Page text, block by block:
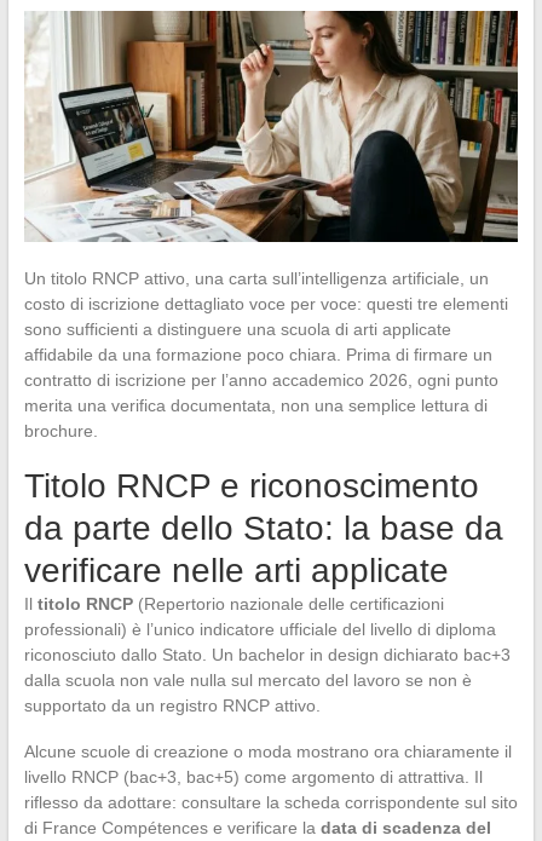
Un titolo RNCP attivo, una carta sull’intelligenza artificiale, un
costo di iscrizione dettagliato voce per voce: questi tre elementi
sono sufficienti a distinguere una scuola di arti applicate
affidabile da una formazione poco chiara. Prima di firmare un
contratto di iscrizione per l’anno accademico 2026, ogni punto
merita una verifica documentata, non una semplice lettura di
brochure.
Titolo RNCP e riconoscimento
da parte dello Stato: la base da
verificare nelle arti applicate
Il titolo RNCP(Repertorio nazionale delle certificazioni
professionali) è l’unico indicatore ufficiale del livello di diploma
riconosciuto dallo Stato. Un bachelor in design dichiarato bac+3
dalla scuola non vale nulla sul mercato del lavoro se non è
supportato da un registro RNCP attivo.
Alcune scuole di creazione o moda mostrano ora chiaramente il
livello RNCP (bac+3, bac+5) come argomento di attrattiva. Il
riflesso da adottare: consultare la scheda corrispondente sul sito
di France Compétences e verificare la data di scadenza del